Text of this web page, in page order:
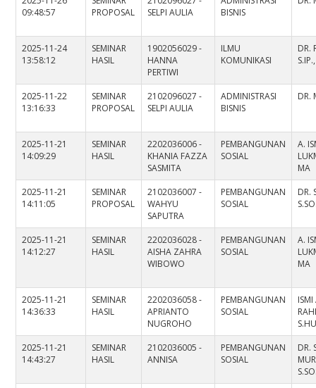
09:48:57
PROPOSAL
SELPI AULIA
BISNIS
2025-11-24
13:58:12
SEMINAR
HASIL
1902056029 -
HANNA
PERTIWI
ILMU
KOMUNIKASI
DR.
2025-11-22
13:16:33
SEMINAR
PROPOSAL
2102096027 -
SELPI AULIA
ADMINISTRASI
BISNIS
DR.
2025-11-21
14:09:29
SEMINAR
HASIL
2202036006 -
KHANIA FAZZA
SASMITA
PEMBANGUNAN
SOSIAL
A.
MA
2025-11-21
14:11:05
SEMINAR
PROPOSAL
2102036007 -
WAHYU
SAPUTRA
PEMBANGUNAN
SOSIAL
DR.
2025-11-21
14:12:27
SEMINAR
HASIL
2202036028 -
AISHA ZAHRA
WIBOWO
PEMBANGUNAN
SOSIAL
A.
MA
2025-11-21
14:36:33
SEMINAR
HASIL
2202036058 -
APRIANTO
NUGROHO
PEMBANGUNAN
SOSIAL
2025-11-21
14:43:27
SEMINAR
HASIL
2102036005 -
ANNISA
PEMBANGUNAN
SOSIAL
DR.